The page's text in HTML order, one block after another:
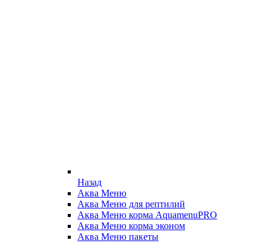
Назад
Аква Меню
Аква Меню для рептилий
Аква Меню корма AquamenuPRO
Аква Меню корма эконом
Аква Меню пакеты